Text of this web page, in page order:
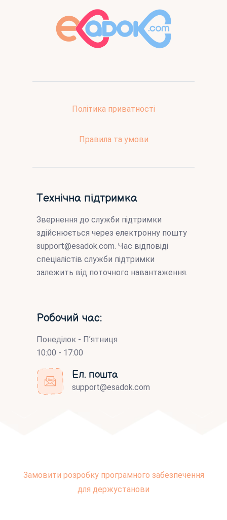
Політика приватності
Правила та умови
Технічна підтримка
Звернення до служби підтримки
здійснюється через електронну пошту
support@esadok.com. Час відповіді
спеціалістів служби підтримки
залежить від поточного навантаження.
Робочий час:
Понеділок - П’ятниця
10:00 - 17:00
Ел. пошта
support@esadok.com
Замовити розробку програмного забезпечення
для держустанови